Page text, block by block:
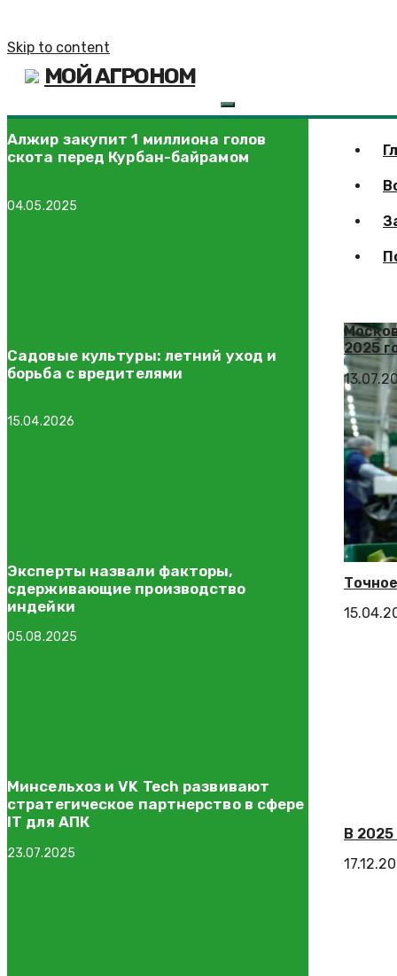
Skip to content
МОЙ АГРОНОМ
2025
В
Алжир закупит 1 миллиона голов
скота перед Курбан-байрамом
04.05.2025
Садовые культуры: летний уход и
борьба с вредителями
15.04.2026
Эксперты назвали факторы,
сдерживающие производство
индейки
05.08.2025
Минсельхоз и VK Tech развивают
стратегическое партнерство в сфере
IT для АПК
23.07.2025